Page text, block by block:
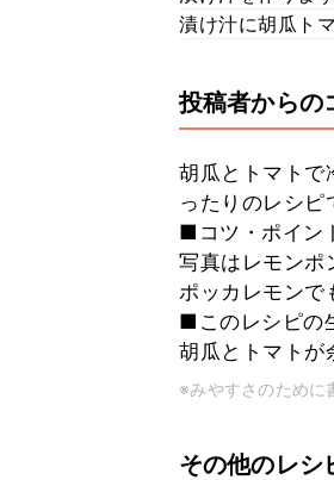
漬け汁に胡瓜ト
投稿者からの
胡瓜とトマトで
ったりのレシピ
■コツ・ポイン
写真はレモンポ
ポッカレモンで
■このレシピの
胡瓜とトマトが
※みやすさのために
その他のレシ